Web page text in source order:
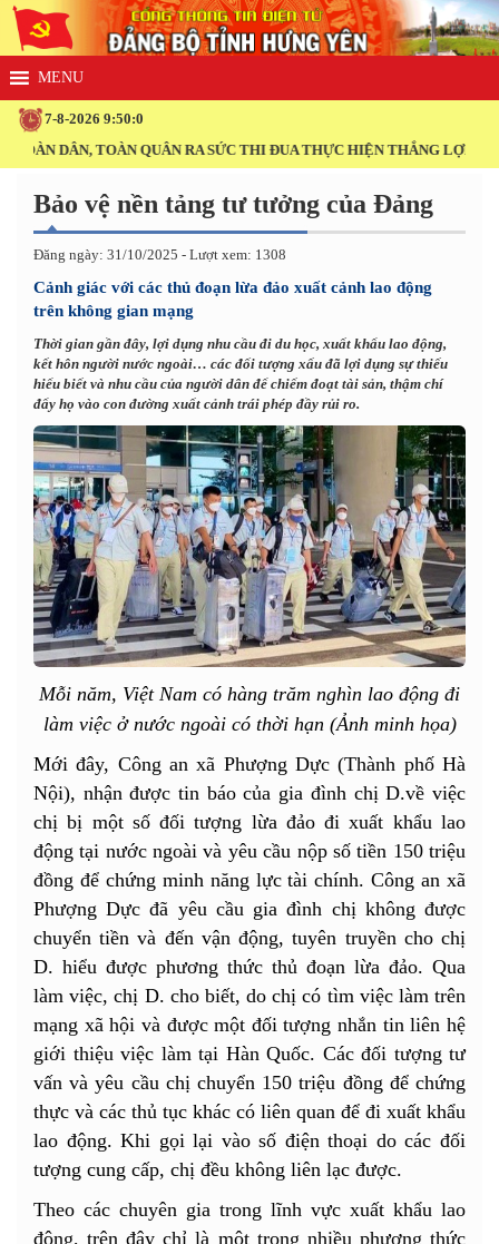
7-8-2026 9:50:1
DÂN, TOÀN QUÂN RA SỨC THI ĐUA THỰC HIỆN THẮNG LỢI NGHỊ
Bảo vệ nền tảng tư tưởng của Đảng
Đăng ngày: 31/10/2025 - Lượt xem: 1308
Cảnh giác với các thủ đoạn lừa đảo xuất cảnh lao động
trên không gian mạng
Thời gian gần đây, lợi dụng nhu cầu đi du học, xuất khẩu lao động,
kết hôn người nước ngoài… các đối tượng xấu đã lợi dụng sự thiếu
hiểu biết và nhu cầu của người dân để chiếm đoạt tài sản, thậm chí
đẩy họ vào con đường xuất cảnh trái phép đầy rủi ro.
Mỗi năm, Việt Nam có hàng trăm nghìn lao động đi
làm việc ở nước ngoài có thời hạn (Ảnh minh họa)
Mới đây, Công an xã Phượng Dực (Thành phố Hà
Nội), nhận được tin báo của gia đình chị D.về việc
chị bị một số đối tượng lừa đảo đi xuất khẩu lao
động tại nước ngoài và yêu cầu nộp số tiền 150 triệu
đồng để chứng minh năng lực tài chính. Công an xã
Phượng Dực đã yêu cầu gia đình chị không được
chuyển tiền và đến vận động, tuyên truyền cho chị
D. hiểu được phương thức thủ đoạn lừa đảo. Qua
làm việc, chị D. cho biết, do chị có tìm việc làm trên
mạng xã hội và được một đối tượng nhắn tin liên hệ
giới thiệu việc làm tại Hàn Quốc. Các đối tượng tư
vấn và yêu cầu chị chuyển 150 triệu đồng để chứng
thực và các thủ tục khác có liên quan để đi xuất khẩu
lao động. Khi gọi lại vào số điện thoại do các đối
tượng cung cấp, chị đều không liên lạc được.
Theo các chuyên gia trong lĩnh vực xuất khẩu lao
động, trên đây chỉ là một trong nhiều phương thức